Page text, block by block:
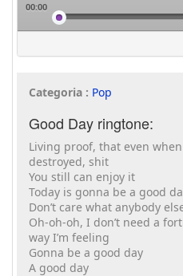
00:00
Categoria : Pop
Good Day ringtone:
Living proof, that even
destroyed, shit
You still can enjoy it
Today is gonna be a good
Don’t care what anybody
Oh-oh-oh, I don’t need a
way I’m feeling
Gonna be a good day
A good day